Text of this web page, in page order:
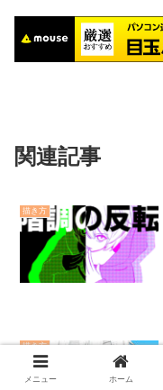
関連記事
描き方
描き方
メニュー ホーム